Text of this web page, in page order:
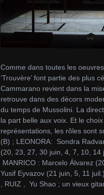
Comme dans toutes les
‘Trouvère’ font partie des plus
Cammarano revient dans la
retrouve dans des décors
du temps de Mussolini. La
la part belle aux voix. Et le
représentations, les rôles sont
(B) ; LEONORA: Sondra
(20, 23, 27, 30 juin, 4, 7, 10, 14
MANRICO : Marcelo Álvarez
Yusif Eyvazov (21 juin, 5, 11
, RUIZ , Yu Shao ; un vieux